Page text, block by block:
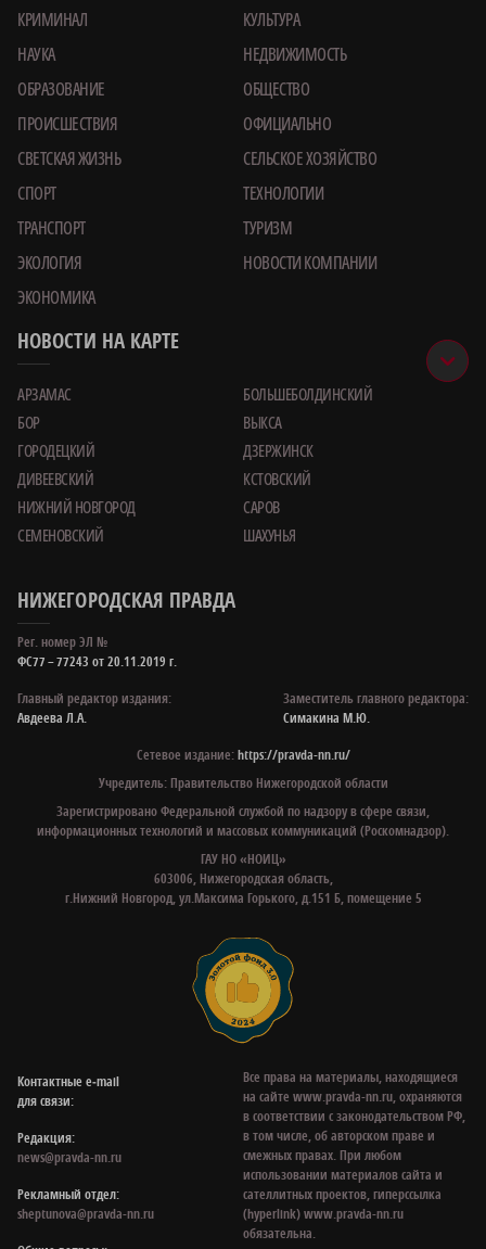
КРИМИНАЛ
КУЛЬТУРА
НАУКА
НЕДВИЖИМОСТЬ
ОБРАЗОВАНИЕ
ОБЩЕСТВО
ПРОИСШЕСТВИЯ
ОФИЦИАЛЬНО
СВЕТСКАЯ ЖИЗНЬ
СЕЛЬСКОЕ ХОЗЯЙСТВО
СПОРТ
ТЕХНОЛОГИИ
ТРАНСПОРТ
ТУРИЗМ
ЭКОЛОГИЯ
НОВОСТИ КОМПАНИИ
ЭКОНОМИКА
НОВОСТИ НА КАРТЕ
АРЗАМАС
БОЛЬШЕБОЛДИНСКИЙ
БОР
ВЫКСА
ГОРОДЕЦКИЙ
ДЗЕРЖИНСК
ДИВЕЕВСКИЙ
КСТОВСКИЙ
НИЖНИЙ НОВГОРОД
САРОВ
СЕМЕНОВСКИЙ
ШАХУНЬЯ
НИЖЕГОРОДСКАЯ ПРАВДА
Рег. номер ЭЛ №
ФС77 – 77243 от 20.11.2019 г.
Главный редактор издания:
Авдеева Л.А.
Заместитель главного редактора:
Симакина М.Ю.
Сетевое издание:https://pravda-nn.ru/
Учредитель: Правительство Нижегородской области
Зарегистрировано Федеральной службой по надзору в сфере связи,
информационных технологий и массовых коммуникаций (Роскомнадзор).
ГАУ НО «НОИЦ»
603006, Нижегородская область,
г.Нижний Новгород, ул.Максима Горького, д.151 Б, помещение 5
Контактные e‑mail
для связи:
Редакция:
news@pravda-nn.ru
Рекламный отдел:
sheptunova@pravda-nn.ru
Все права на материалы, находящиеся
на сайте www.pravda-nn.ru, охраняются
в соответствии с законодательством РФ,
в том числе, об авторском праве и
смежных правах. При любом
использовании материалов сайта и
сателлитных проектов, гиперссылка
(hyperlink) www.pravda-nn.ru
обязательна.